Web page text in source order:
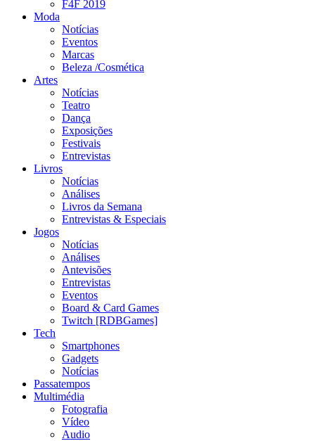
F4F 2019
Moda
Notícias
Eventos
Marcas
Beleza /Cosmética
Artes
Notícias
Teatro
Dança
Exposições
Festivais
Entrevistas
Livros
Notícias
Análises
Livros da Semana
Entrevistas & Especiais
Jogos
Notícias
Análises
Antevisões
Entrevistas
Eventos
Board & Card Games
Twitch [RDBGames]
Tech
Smartphones
Gadgets
Notícias
Passatempos
Multimédia
Fotografia
Vídeo
Audio